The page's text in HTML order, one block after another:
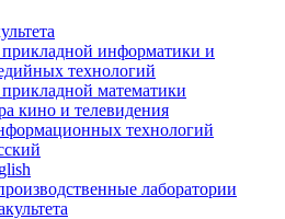
информатики и
технологий
математики
кино и телевидения
технологий
лаборатории